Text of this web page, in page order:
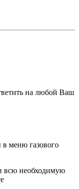
на любой Ваш
в меню газового
всю необходимую